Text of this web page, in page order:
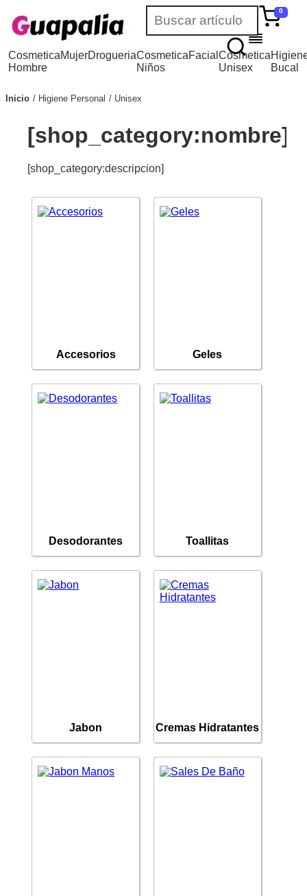
0
Cosmetica
Hombre
MujerDrogueriaCosmetica
Niños
FacialCosmetica
Unisex
Bucal
Inicio Higiene Personal Unisex
[shop_category:nombre]
[shop_category:descripcion]
Accesorios Geles
Desodorantes Toallitas
Jabon Cremas Hidratantes